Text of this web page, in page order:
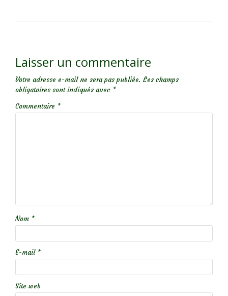
Laisser un commentaire
Votre adresse e-mail ne sera pas publiée. Les champs
obligatoires sont indiqués avec *
Commentaire *
Nom *
E-mail *
Site web